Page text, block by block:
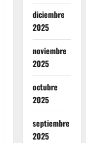
diciembre
2025
noviembre
2025
octubre
2025
septiembre
2025